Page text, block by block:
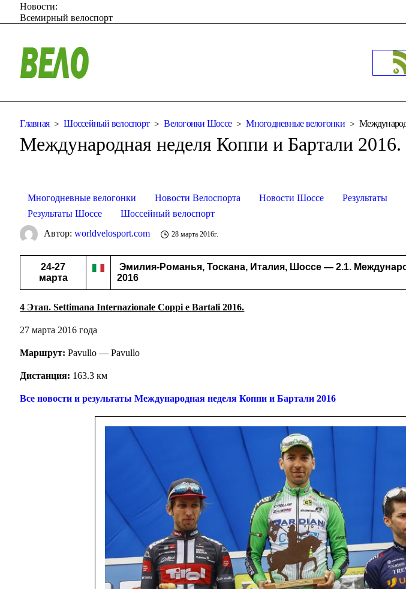
Новости:
Всемирный велоспорт
Главная Шоссейный велоспорт Велогонки Шоссе Многодневные велогонки
Международная неделя Коппи и Бартали 2016.
Многодневные велогонки Новости Велоспорта Новости Шоссе
Результаты
Результаты Шоссе
Шоссейный велоспорт
Автор:worldvelosport.com 28 марта 2016г.
24-27
марта
Эмилия-Романья, Тоскана, Италия, Шоссе — 2.1.
2016
4 Этап. Settimana Internazionale Coppi e Bartali 2016.
27 марта 2016 года
Маршрут:Pavullo — Pavullo
Дистанция: 163.3 км
Все новости и результаты Международная неделя Коппи и Бартали 2016